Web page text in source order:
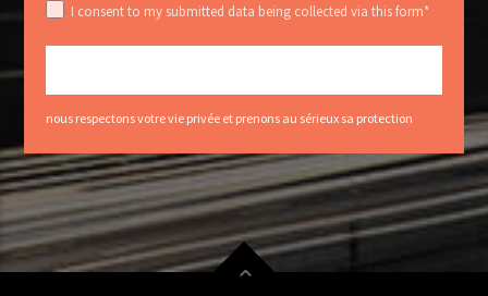
I consent to my submitted data being collected via this form*
nous respectons votre vie privée et prenons au sérieux sa protection